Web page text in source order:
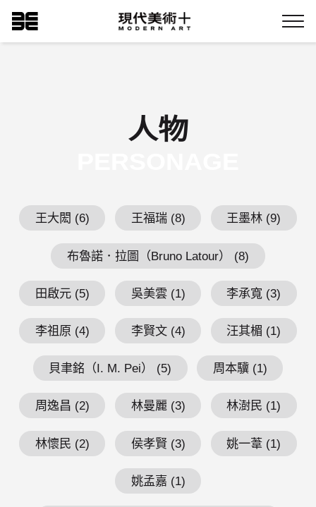
到
主
現代美術+Logo
Menu
人物
王大閎 (6) 王福瑞 (8) 王墨林 (9)
布魯諾．拉圖（Bruno Latour） (8)
田啟元 (5) 吳美雲 (1) 李承寬 (3)
李祖原 (4) 李賢文 (4) 汪其楣 (1)
貝聿銘（I. M. Pei） (5) 周本驥 (1)
周逸昌 (2) 林曼麗 (3) 林澍民 (1)
林懷民 (2) 侯孝賢 (3) 姚一葦 (1)
姚孟嘉 (1)